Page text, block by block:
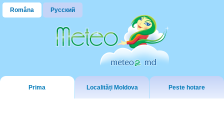
Româna Русский
Prima Localități Moldova Peste hotare